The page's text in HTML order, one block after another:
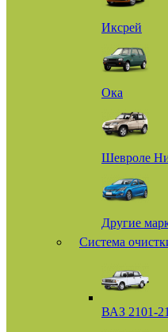
Иксрей
Ока
Шевроле
Другие
Система
ВАЗ 2101-